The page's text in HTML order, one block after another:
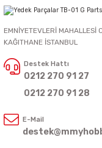
EMNİYETEVLERİ MAHALLESİ
KAĞITHANE İSTANBUL
Destek Hattı
0212 270 91 27
0212 270 91 28
E-Mail